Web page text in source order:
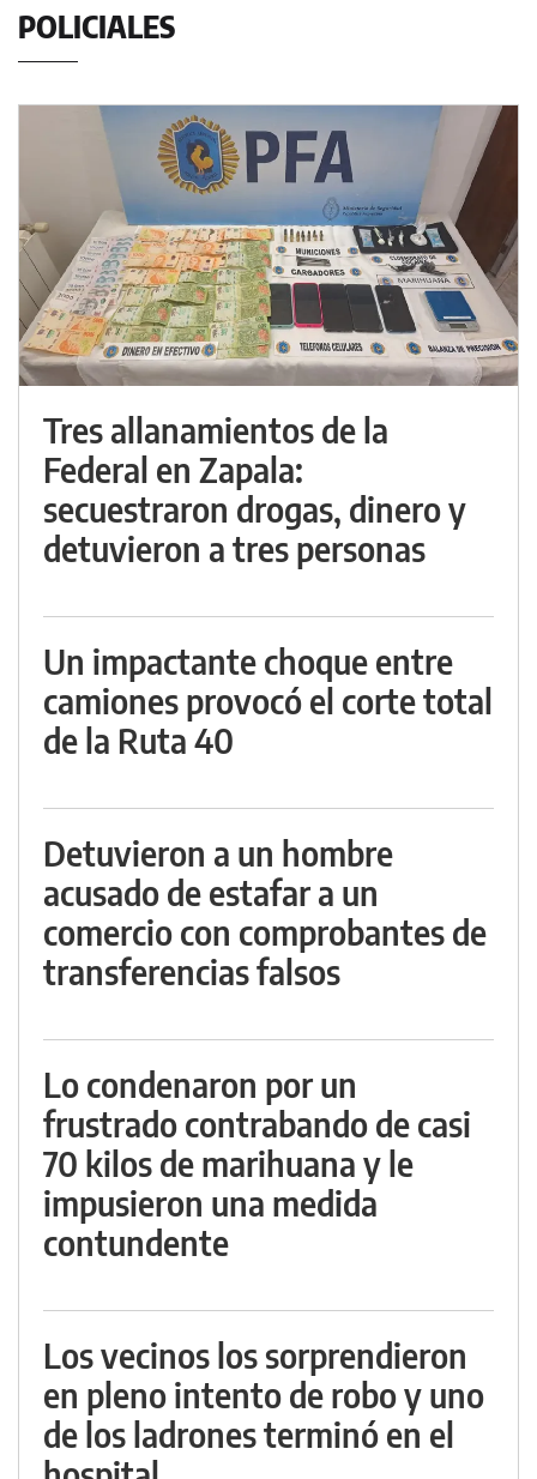
POLICIALES
Tres allanamientos de la
Federal en Zapala:
secuestraron drogas, dinero y
detuvieron a tres personas
Un impactante choque entre
camiones provocó el corte total
de la Ruta 40
Detuvieron a un hombre
acusado de estafar a un
comercio con comprobantes de
transferencias falsos
Lo condenaron por un
frustrado contrabando de casi
70 kilos de marihuana y le
impusieron una medida
contundente
Los vecinos los sorprendieron
en pleno intento de robo y uno
de los ladrones terminó en el